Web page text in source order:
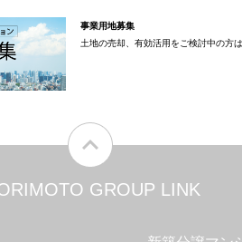
事業用地募集
土地の売却、有効活用をご検討中の方
GROUP LINK